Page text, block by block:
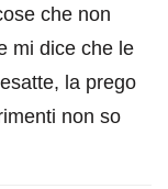
che non
mi dice che le
la prego
non so